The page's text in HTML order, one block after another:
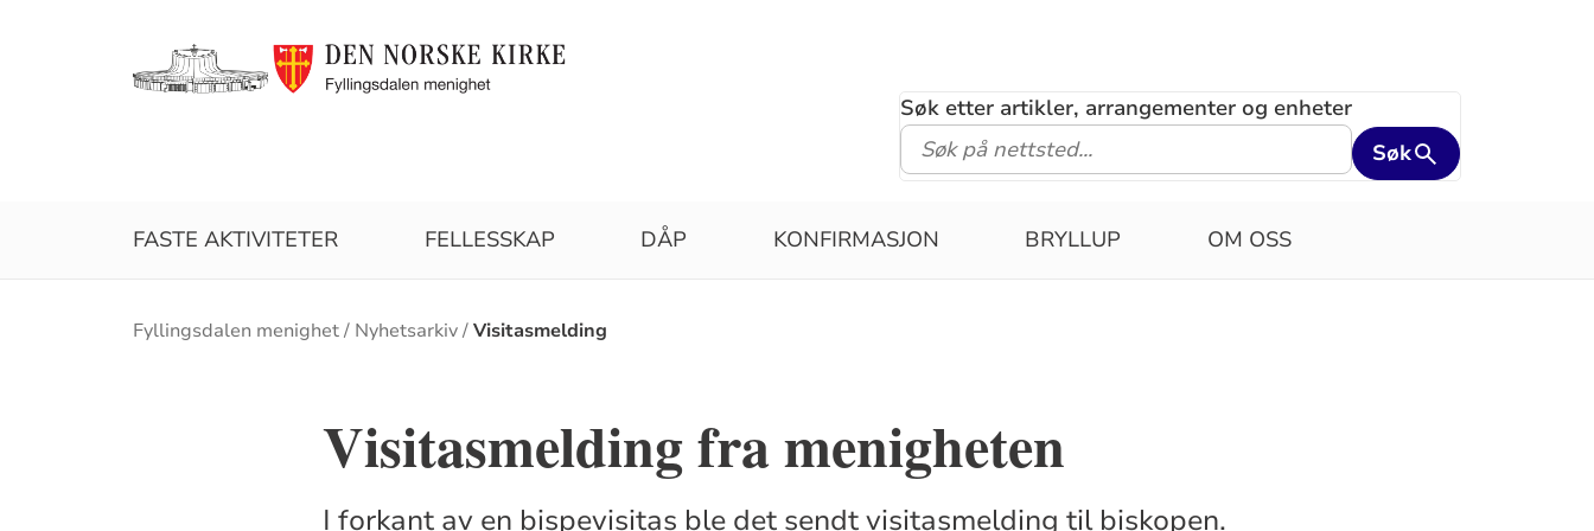
Søk etter artikler, arrangementer og enheter
Søk
FASTE AKTIVITETER FELLESSKAP DÅP KONFIRMASJON BRYLLUP OM OSS
Brødsmulesti
Fyllingsdalen menighet Nyhetsarkiv Visitasmelding
Visitasmelding fra menigheten
I forkant av en bispevisitas ble det sendt visitasmelding til biskopen.